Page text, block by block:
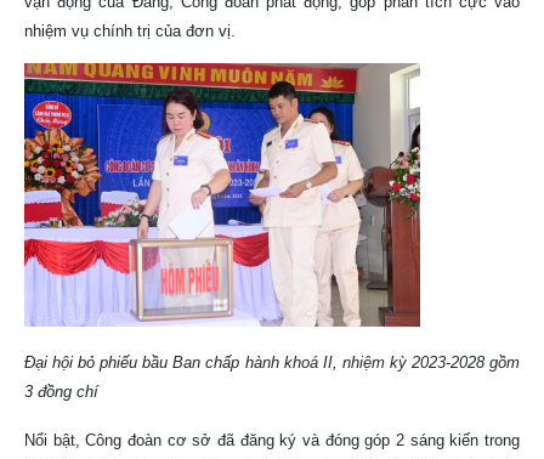
nhiệm vụ chính trị của đơn vị.
Đại hội bỏ phiếu bầu Ban chấp hành khoá II, nhiệm kỳ 2023-2028 gồm
3 đồng chí
Nổi bật, Công đoàn cơ sở đã đăng ký và đóng góp 2 sáng kiến trong